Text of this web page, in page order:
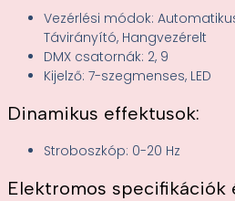
Vezérlési módok:
Távirányító, Hangvezérelt
DMX csatornák: 2, 9
Kijelző: 7-szegmenses, LED
Dinamikus effektusok:
Stroboszkóp: 0-20 Hz
Elektromos specifikációk